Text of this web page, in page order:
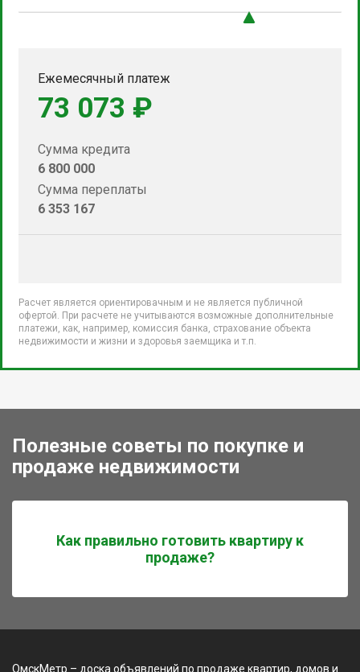
Ежемесячный платеж
73 073 ₽
Сумма кредита
6 800 000
Сумма переплаты
6 353 167
Расчет является ориентировачным и не является публичной
офертой. При расчете не учитываются возможные дополнительные
платежи, как, например, комиссия банка, страхование объекта
недвижимости и жизни и здоровья заемщика и т.п.
Полезные советы по покупке и
продаже недвижимости
Как правильно готовить квартиру к
продаже?
ОмскМетр – доска объявлений по продаже квартир, домов и